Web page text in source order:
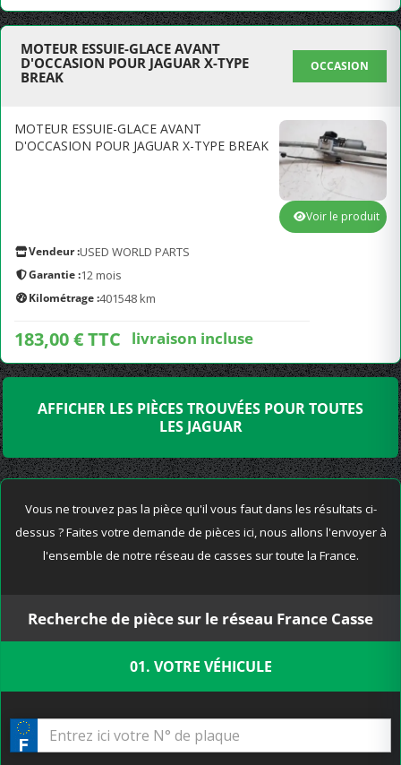
MOTEUR ESSUIE-GLACE AVANT
D'OCCASION POUR JAGUAR X-TYPE
BREAK
OCCASION
MOTEUR ESSUIE-GLACE AVANT
D'OCCASION POUR JAGUAR X-TYPE BREAK
Vendeur :USED WORLD PARTS
Garantie :12 mois
Kilométrage :401548 km
183,00 € TTC livraison incluse
Voir le produit
AFFICHER LES PIÈCES TROUVÉES POUR TOUTES
LES JAGUAR
Vous ne trouvez pas la pièce qu'il vous faut dans les résultats ci-
dessus ? Faites votre demande de pièces ici, nous allons l'envoyer à
l'ensemble de notre réseau de casses sur toute la France.
Recherche de pièce sur le réseau France Casse
01. VOTRE VÉHICULE